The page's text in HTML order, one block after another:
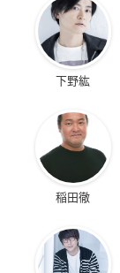
下野紘
稲田徹